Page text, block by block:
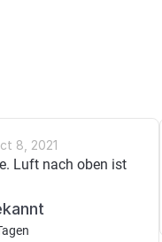
8, 2021
Luft nach oben ist